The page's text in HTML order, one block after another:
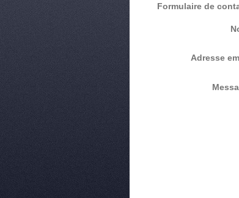
Formulaire de
Adresse